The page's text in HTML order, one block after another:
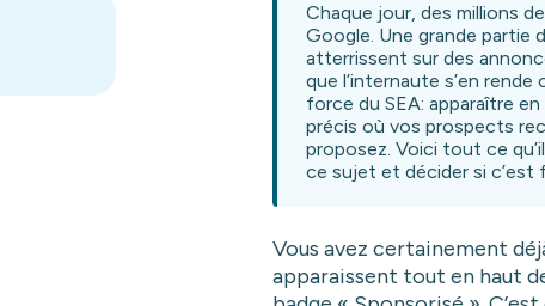
Chaque jour, des millions
Google. Une grande partie
atterrissent sur des
que l’internaute s’en
force du SEA: apparaître
précis où vos prospects
proposez. Voici tout ce
ce sujet et décider si c’est
Vous avez certainement
apparaissent tout en haut